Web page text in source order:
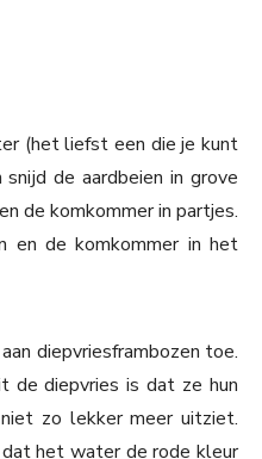
(het liefst een die je kunt
de aardbeien in grove
de komkommer in partjes.
en de komkommer in het
diepvriesframbozen toe.
de diepvries is dat ze hun
zo lekker meer uitziet.
het water de rode kleur